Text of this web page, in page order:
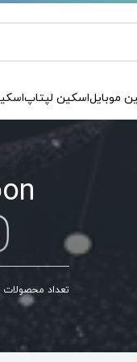
موبایلاسکین لپتاپ
تعداد محصولات :